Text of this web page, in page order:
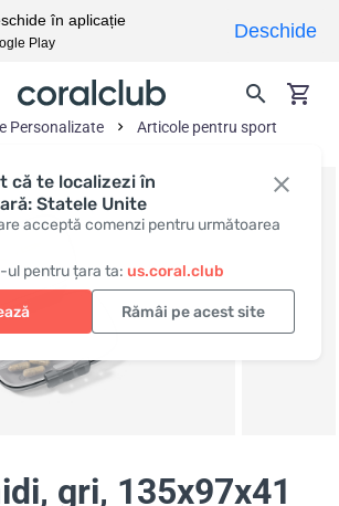
că te localizezi în
Statele Unite
acceptă comenzi pentru următoarea
ul pentru țara ta: us.coral.club
Rămâi pe acest site
Personalizate Articole pentru sport
gri, 135х97х41
în aplicație
Play
Deschide